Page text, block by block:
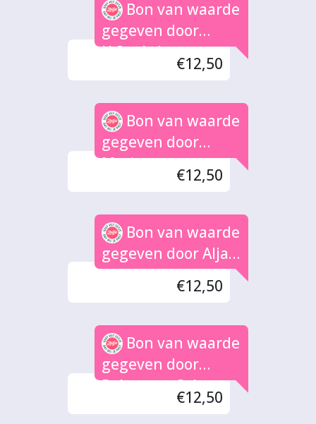
Bon van waarde
gegeven door
H.Seubring
€12,50
Bon van waarde
gegeven door
Marion
€12,50
Bon van waarde
gegeven door Alja
Boer
€12,50
Bon van waarde
gegeven door
Robert en Colette
€12,50